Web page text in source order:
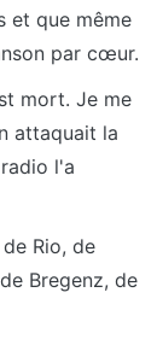
et que même
par cœur.
mort. Je me
attaquait la
l'a
Rio, de
Bregenz, de